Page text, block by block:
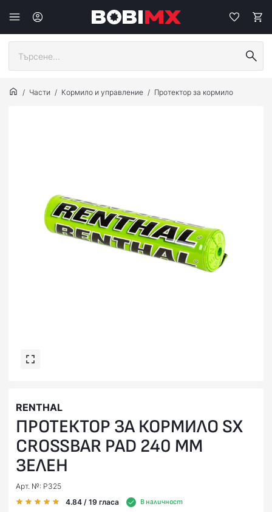
Части Кормило и управление Протектор за кормилo
RENTHAL
ПРОТЕКТОР ЗА КОРМИЛО SX
CROSSBAR PAD 240 ММ
ЗЕЛЕН
Арт. №: P325
4.84 / 19 гласа В наличност